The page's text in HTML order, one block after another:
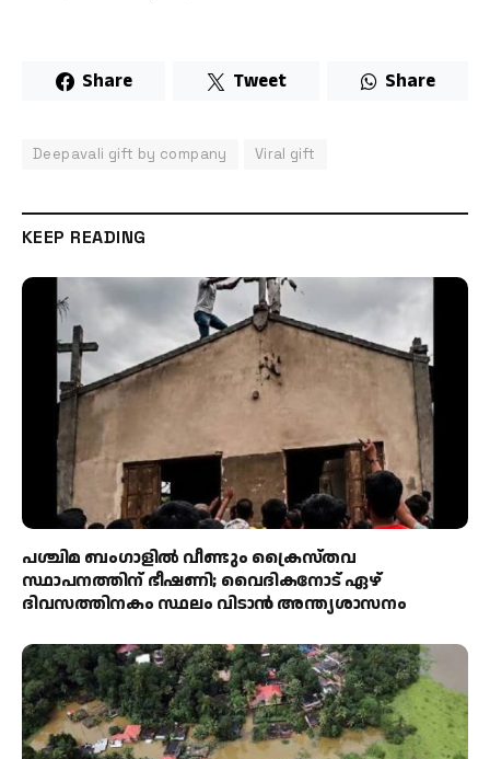
Share Tweet Share
Deepavali gift by company Viral gift
KEEP READING
പശ്ചിമ ബംഗാളിൽ വീണ്ടും ക്രൈസ്തവ
സ്ഥാപനത്തിന് ഭീഷണി; വൈദികനോട് ഏഴ്
ദിവസത്തിനകം സ്ഥലം വിടാൻ അന്ത്യശാസനം